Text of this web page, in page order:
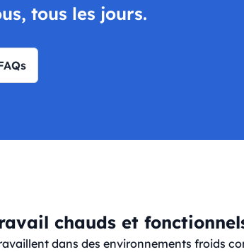
tous les jours.
chauds et
dans des environnements froids